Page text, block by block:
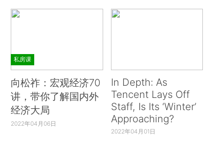
私房课
向松祚：宏观经济70
讲，带你了解国内外
经济大局
2022年04月06日
In Depth: As
Tencent Lays Off
Staff, Is Its ‘Winter’
Approaching?
2022年04月01日